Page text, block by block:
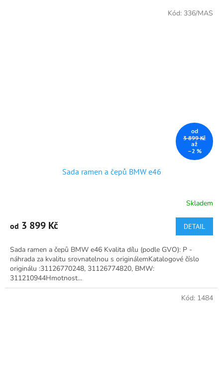
od
3 899 Kč
až
–2 %
Sada ramen a čepů BMW e46
produktu
z
5
hvězdiček.
Skladem
od 3 899 Kč DETAIL
Sada ramen a čepů BMW e46 Kvalita dílu (podle GVO): P -
náhrada za kvalitu srovnatelnou s originálemKatalogové číslo
originálu :31126770248, 31126774820, BMW:
311210944Hmotnost...
Kód: 336/MAS
Kód: 1484